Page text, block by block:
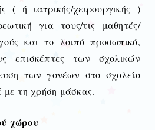
( ή ιατρικής/χειρουργικής )
για τους/τις μαθητές/
και το λοιπό προσωπικό,
επισκέπτες των σχολικών
των γονέων στο σχολείο
με τη χρήση μάσκας.
χώρου